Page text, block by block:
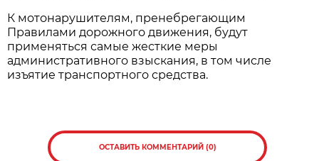
К мотонарушителям, пренебрегающим
Правилами дорожного движения, будут
применяться самые жесткие меры
административного взыскания, в том числе
изъятие транспортного средства.
ОСТАВИТЬ КОММЕНТАРИЙ (0)